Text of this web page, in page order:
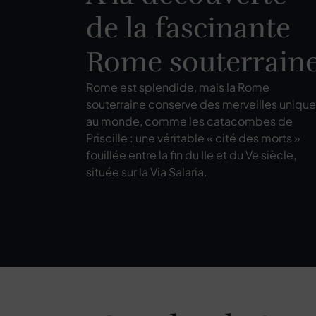
de la fascinante
Rome
Rome est splendide, mais la Rome
souterraine conserve des merveilles
au monde, comme les catacombes de
Priscille : une véritable « cité des morts »
fouillée entre la fin du IIe et du Ve siècle,
située sur la Via Salaria.